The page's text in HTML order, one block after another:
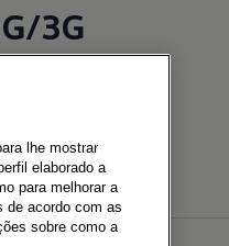
3G
lhe mostrar
elaborado a
para melhorar a
de acordo com as
sobre como a